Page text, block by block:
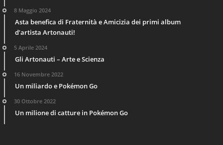
8 Maggio 2024
Asta benefica di Fraternità e Amicizia dei primi album
d’artista Artonauti!
5 Aprile 2024
Gli Artonauti – Arte e Scienza
16 Novembre 2022
Un miliardo e Pokémon Go
30 Ottobre 2022
Un milione di catture in Pokémon Go